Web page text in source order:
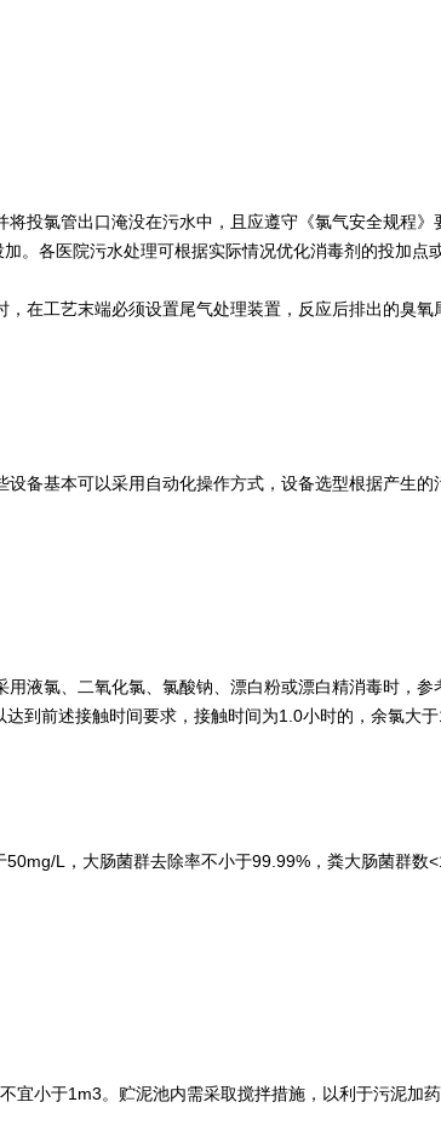
投氯管出口淹没在污水中，且应遵守《氯气安全规程
。各医院污水处理可根据实际情况优化消毒剂的投加点
在工艺末端必须设置尾气处理装置，反应后排出的臭氧
备基本可以采用自动化操作方式，设备选型根据产生
液氯、二氧化氯、氯酸钠、漂白粉或漂白精消毒时，
到前述接触时间要求，接触时间为1.0小时的，余氯大
L，大肠菌群去除率不小于99.99%，粪大肠菌群数
宜小于1m3。贮泥池内需采取搅拌措施，以利于污泥加药